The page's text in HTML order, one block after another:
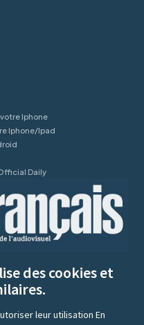
Iphone
Iphone/Ipad
Daily
des cookies et
leur utilisationEn